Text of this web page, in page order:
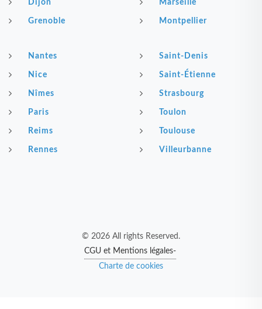
Dijon
Grenoble
Marseille
Montpellier
Nantes
Nice
Nîmes
Paris
Reims
Rennes
Saint-Denis
Saint-Étienne
Strasbourg
Toulon
Toulouse
Villeurbanne
© 2026 All rights Reserved.
CGU et Mentions légales-
Charte de cookies